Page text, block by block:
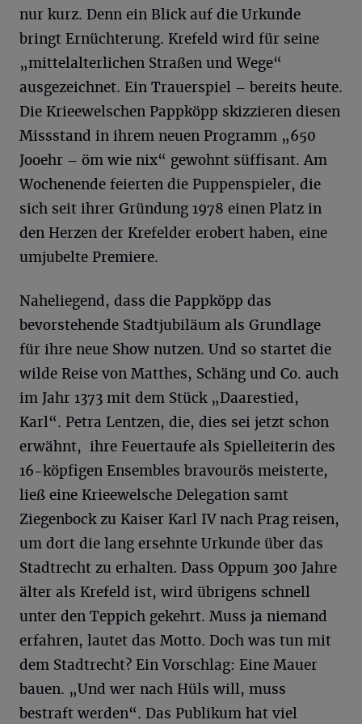
nur kurz. Denn ein Blick auf die Urkunde
bringt Ernüchterung. Krefeld wird für seine
„mittelalterlichen Straßen und Wege“
ausgezeichnet. Ein Trauerspiel – bereits heute.
Die Krieewelschen Pappköpp skizzieren diesen
Missstand in ihrem neuen Programm „650
Jooehr – öm wie nix“ gewohnt süffisant. Am
Wochenende feierten die Puppenspieler, die
sich seit ihrer Gründung 1978 einen Platz in
den Herzen der Krefelder erobert haben, eine
umjubelte Premiere.
Naheliegend, dass die Pappköpp das
bevorstehende Stadtjubiläum als Grundlage
für ihre neue Show nutzen. Und so startet die
wilde Reise von Matthes, Schäng und Co. auch
im Jahr 1373 mit dem Stück „Daarestied,
Karl“. Petra Lentzen, die, dies sei jetzt schon
erwähnt, ihre Feuertaufe als Spielleiterin des
16-köpfigen Ensembles bravourös meisterte,
ließ eine Krieewelsche Delegation samt
Ziegenbock zu Kaiser Karl IV nach Prag reisen,
um dort die lang ersehnte Urkunde über das
Stadtrecht zu erhalten. Dass Oppum 300 Jahre
älter als Krefeld ist, wird übrigens schnell
unter den Teppich gekehrt. Muss ja niemand
erfahren, lautet das Motto. Doch was tun mit
dem Stadtrecht? Ein Vorschlag: Eine Mauer
bauen. „Und wer nach Hüls will, muss
bestraft werden“. Das Publikum hat viel